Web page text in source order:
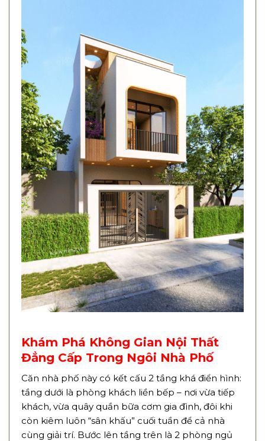
Khám Phá Không Gian Nội Thất
Đẳng Cấp Trong Ngôi Nhà Phố
Căn nhà phố này có kết cấu 2 tầng khá điển hình:
tầng dưới là phòng khách liền bếp – nơi vừa tiếp
khách, vừa quây quần bữa cơm gia đình, đôi khi
còn kiêm luôn “sân khấu” cuối tuần để cả nhà
cùng giải trí. Bước lên tầng trên là 2 phòng ngủ